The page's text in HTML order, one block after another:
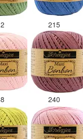
215
240